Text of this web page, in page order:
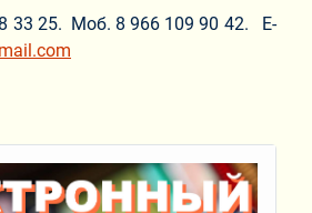
33 25. Моб. 8 966 109 90 42. E-